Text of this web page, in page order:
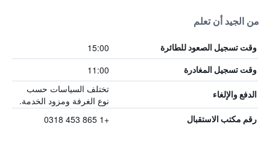
من الجيد أن تعلم
وقت تسجيل الصعود للطائرة 15:00
وقت تسجيل المغادرة 11:00
الدفع والإلغاء
تختلف السياسات حسب
نوع الغرفة ومزود الخدمة.
رقم مكتب الاستقبال +1 865 453 0318